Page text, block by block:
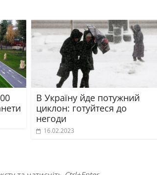
В Україну йде потужний
циклон: готуйтеся до
негоди
16.02.2023